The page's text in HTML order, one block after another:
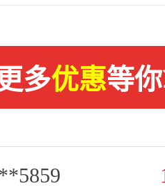
多优惠等